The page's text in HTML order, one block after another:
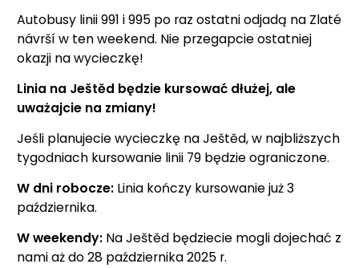
Autobusy linii 991 i 995 po raz ostatni odjadą na Zlaté
návrší w ten weekend. Nie przegapcie ostatniej
okazji na wycieczkę!
Linia na Ještěd będzie kursować dłużej, ale
uważajcie na zmiany!
Jeśli planujecie wycieczkę na Ještěd, w najbliższych
tygodniach kursowanie linii 79 będzie ograniczone.
W dni robocze: Linia kończy kursowanie już 3
października.
W weekendy: Na Ještěd będziecie mogli dojechać z
nami aż do 28 października 2025 r.